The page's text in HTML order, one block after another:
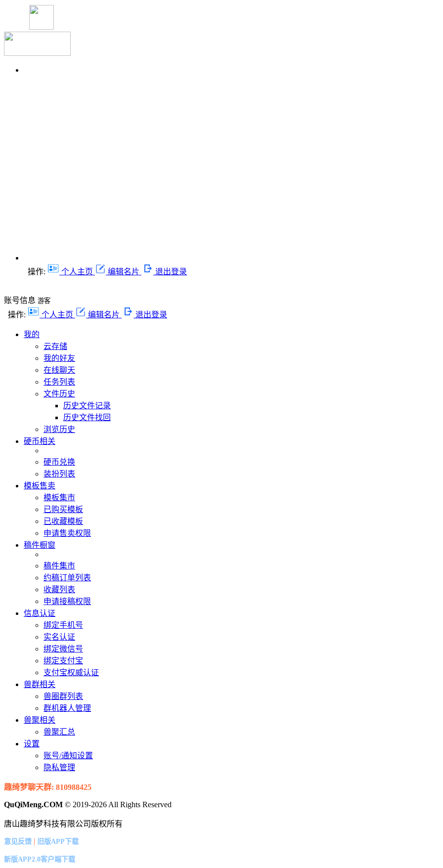
操作: 个人主页 编辑名片 退出登录
账号信息 游客
操作: 个人主页 编辑名片 退出登录
我的
云存储
我的好友
在线聊天
任务列表
文件历史
历史文件记录
历史文件找回
浏览历史
硬币相关
硬币兑换
装扮列表
模板售卖
模板集市
已购买模板
已收藏模板
申请售卖权限
稿件橱窗
稿件集市
约稿订单列表
收藏列表
申请接稿权限
信息认证
绑定手机号
实名认证
绑定微信号
绑定支付宝
支付宝权威认证
兽群相关
兽圈群列表
群机器人管理
兽聚相关
兽聚汇总
设置
账号/通知设置
隐私管理
趣绮梦聊天群: 810988425
QuQiMeng.COM © 2019-2026 All Rights Reserved
唐山趣绮梦科技有限公司版权所有
意见反馈 | 旧版APP下载
新版APP2.0客户端下载